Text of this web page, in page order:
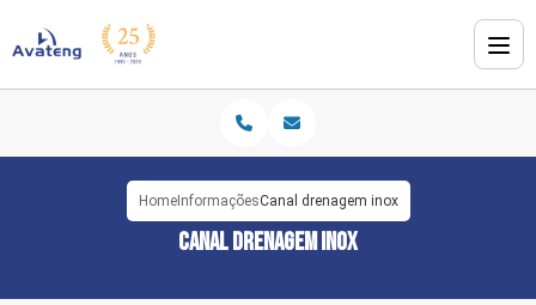
CANAL DRENAGEM INOX
HomeInformaçõesCanal drenagem inox